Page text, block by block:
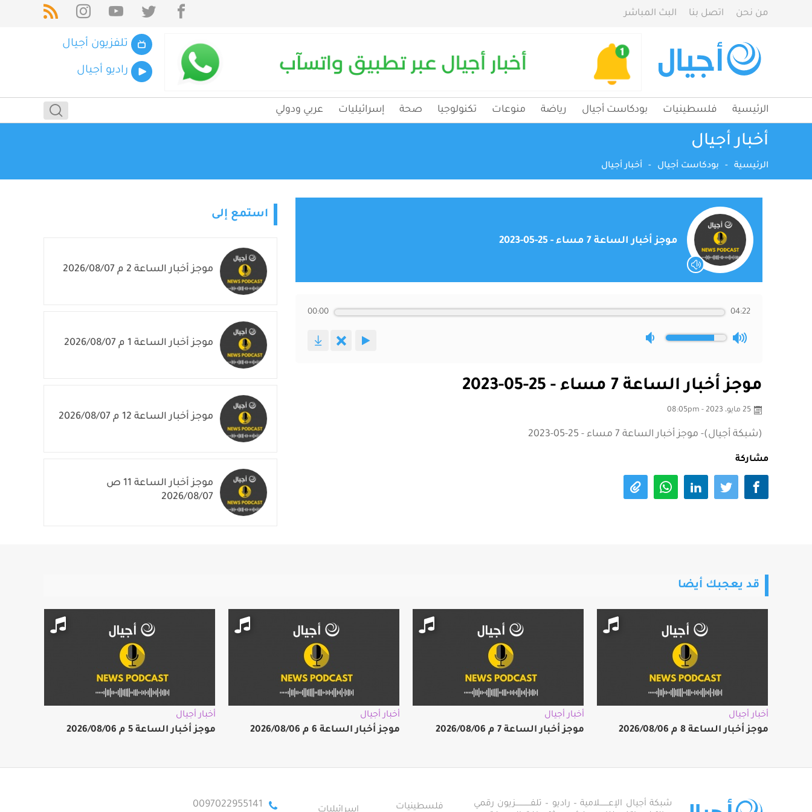
من نحن اتصل بنا البث المباشر
تلفزيون أجيال
راديو أجيال
الرئيسية فلسطينيات بودكاست أجيال رياضة منوعات تكنولوجيا صحة إسرائيليات عربي ودولي
أخبار أجيال
الرئيسية - بودكاست أجيال - أخبار أجيال
موجز أخبار الساعة 7 مساء - 25-05-2023
00:00 04:22
موجز أخبار الساعة 7 مساء - 25-05-2023
25 مايو، 2023 - 08:05pm
(شبكة أجيال)- موجز أخبار الساعة 7 مساء - 25-05-2023
مشاركة
استمع إلى
موجز أخبار الساعة 2 م 2026/08/07
موجز أخبار الساعة 1 م 2026/08/07
موجز أخبار الساعة 12 م 2026/08/07
موجز أخبار الساعة 11 ص
2026/08/07
قد يعجبك أيضا
أخبار أجيال
موجز أخبار الساعة 8 م 2026/08/06
أخبار أجيال
موجز أخبار الساعة 7 م 2026/08/06
أخبار أجيال
موجز أخبار الساعة 6 م 2026/08/06
أخبار أجيال
موجز أخبار الساعة 5 م 2026/08/06
شبكة أجيال الإعـــــــلامية – راديو – تلفــــــــــــزيون رقمي
فلسطينيات 0097022955141